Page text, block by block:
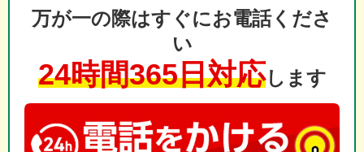
万が一の際はすぐにお電話くださ
い
24時間365日対応します